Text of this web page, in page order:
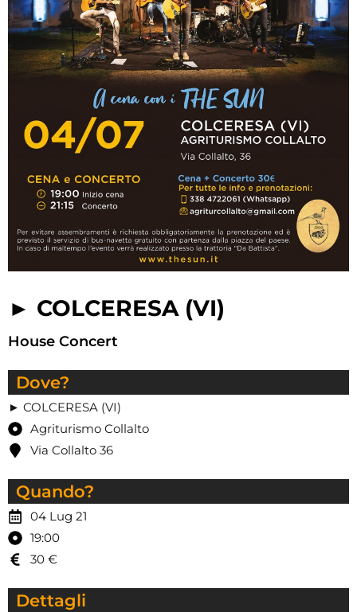
► COLCERESA (VI)
House Concert
Dove?
► COLCERESA (VI)
Agriturismo Collalto
Via Collalto 36
Quando?
04 Lug 21
19:00
30 €
Dettagli